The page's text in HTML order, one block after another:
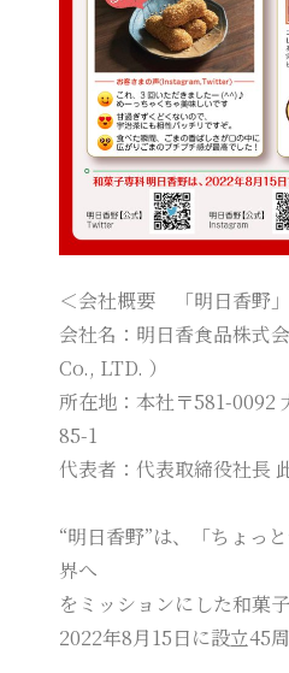
＜会社概要 「明日香野
会社名：明日香食品株式
Co., LTD. ）
所在地：本社〒581-0092
85-1
代表者：代表取締役社長
“明日香野”は、「ちょっ
界へ
をミッションにした和菓
2022年8月15日に設立45